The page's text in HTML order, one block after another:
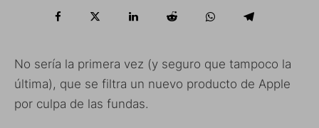
No sería la primera vez (y seguro que tampoco la
última), que se filtra un nuevo producto de Apple
por culpa de las fundas.